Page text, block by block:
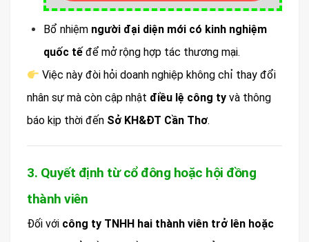
Bổ nhiệm người đại diện mới có kinh nghiệm
quốc tế để mở rộng hợp tác thương mại.
Việc này đòi hỏi doanh nghiệp không chỉ thay đổi
nhân sự mà còn cập nhật điều lệ công ty và thông
báo kịp thời đến Sở KH&ĐT Cần Thơ.
3. Quyết định từ cổ đông hoặc hội đồng
thành viên
Đối với công ty TNHH hai thành viên trở lên hoặc